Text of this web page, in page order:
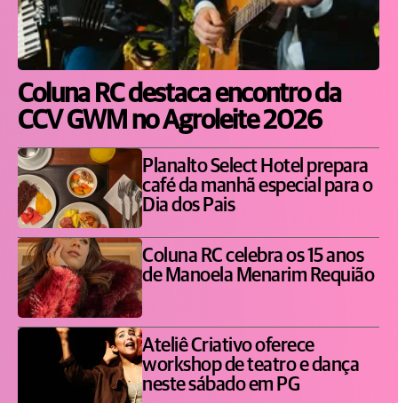
Coluna RC destaca encontro da
CCV GWM no Agroleite 2026
Planalto Select Hotel prepara
café da manhã especial para o
Dia dos Pais
Coluna RC celebra os 15 anos
de Manoela Menarim Requião
Ateliê Criativo oferece
workshop de teatro e dança
neste sábado em PG